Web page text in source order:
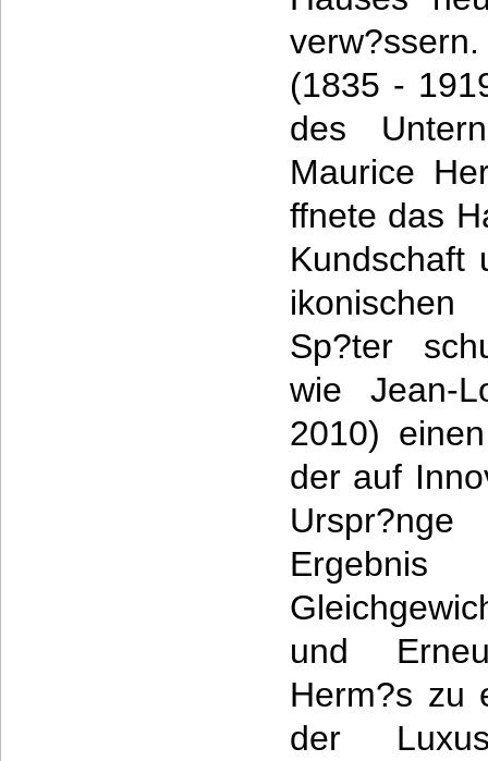
(1835 -
des
Maurice
ffnete das
Kundschaft
ikonischen
Sp?ter
wie Jean-
2010)
der auf
und
Herm?s zu
der